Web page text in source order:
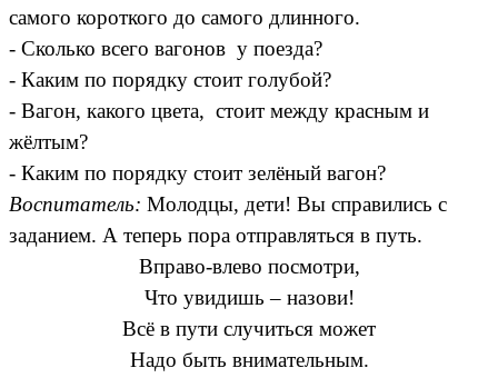
самого короткого до самого длинного.
- Сколько всего вагонов у поезда?
- Каким по порядку стоит голубой?
- Вагон, какого цвета, стоит между красным и
жёлтым?
- Каким по порядку стоит зелёный вагон?
Воспитатель: Молодцы, дети! Вы справились с
заданием. А теперь пора отправляться в путь.
Вправо-влево посмотри,
Что увидишь – назови!
Всё в пути случиться может
Надо быть внимательным.